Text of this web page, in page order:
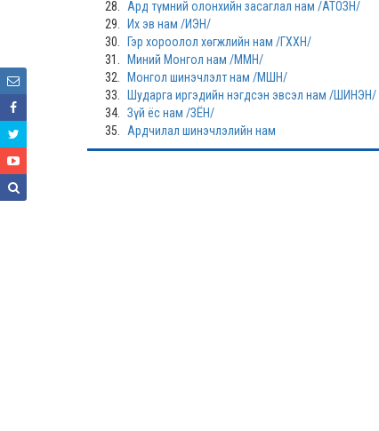
28.
Ард түмний олонхийн засаглал нам /АТОЗН/
29.
Их эв нам /ИЭН/
30.
Гэр хороолол хөгжлийн нам /ГХХН/
31.
Миний Монгол нам /ММН/
32.
Монгол шинэчлэлт нам /МШН/
33.
Шударга иргэдийн нэгдсэн эвсэл нам /ШИНЭН/
34.
Зүй ёс нам /ЗЁН/
35.
Ардчилал шинэчлэлийн нам